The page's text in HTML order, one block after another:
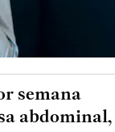
semana
abdominal,